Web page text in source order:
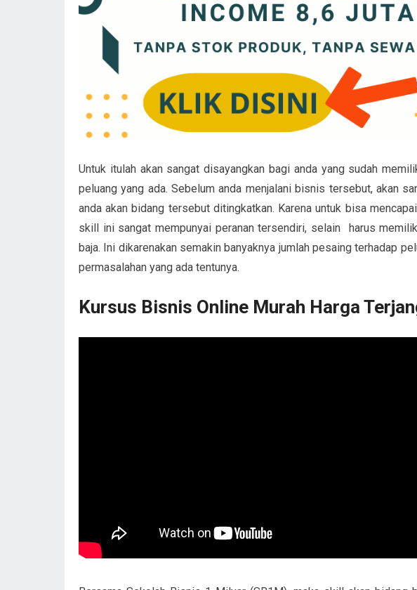
Untuk itulah akan sangat disayangkan bagi anda yang sudah
peluang yang ada. Sebelum anda menjalani bisnis tersebut, akan
anda akan bidang tersebut ditingkatkan. Karena untuk bisa
skill ini sangat mempunyai peranan tersendiri, selain harus
baja. Ini dikarenakan semakin banyaknya jumlah pesaing terhadap
permasalahan yang ada tentunya.
Kursus Bisnis Online Murah Harga